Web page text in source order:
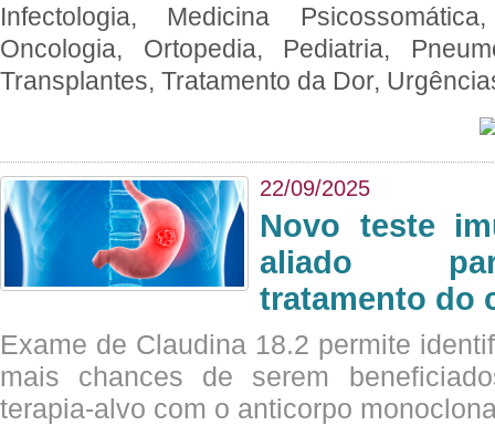
Infectologia, Medicina
Oncologia, Ortopedia, Pediatria,
Transplantes, Tratamento da Dor,
22/09/2025
Novo teste
aliado
tratamento do
Exame de Claudina 18.2 permite
mais chances de serem
terapia-alvo com o anticorpo